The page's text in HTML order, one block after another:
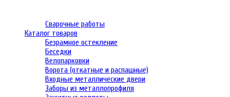
Сварочные работы
Каталог товаров
Безрамное остекление
Беседки
Велопарковки
Ворота (откатные и распашные)
Входные металлические двери
Заборы из металлопрофиля